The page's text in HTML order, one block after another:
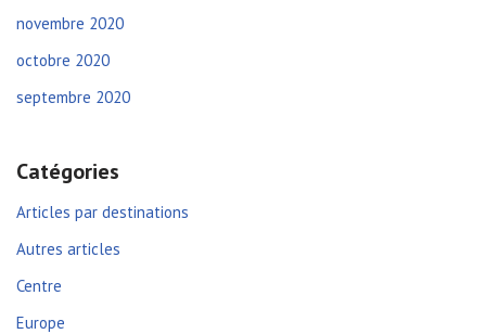
novembre 2020
octobre 2020
septembre 2020
Catégories
Articles par destinations
Autres articles
Centre
Europe